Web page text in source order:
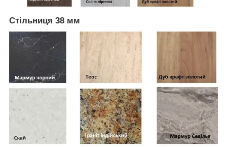
Стільниця 38 мм